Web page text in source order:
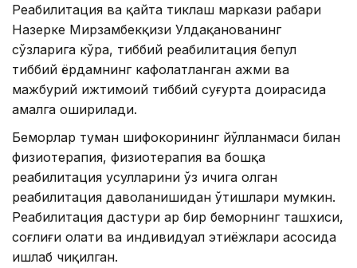
Реабилитация ва қайта тиклаш маркази раҳбари
Назерке Мирзамбекқизи Улдақанованинг
сўзларига кўра, тиббий реабилитация бепул
тиббий ёрдамнинг кафолатланган ҳажми ва
мажбурий ижтимоий тиббий суғурта доирасида
амалга оширилади.
Беморлар туман шифокорининг йўлланмаси билан
физиотерапия, физиотерапия ва бошқа
реабилитация усулларини ўз ичига олган
реабилитация даволанишидан ўтишлари мумкин.
Реабилитация дастури ҳар бир беморнинг ташхиси,
соғлиғи ҳолати ва индивидуал эҳтиёжлари асосида
ишлаб чиқилган.